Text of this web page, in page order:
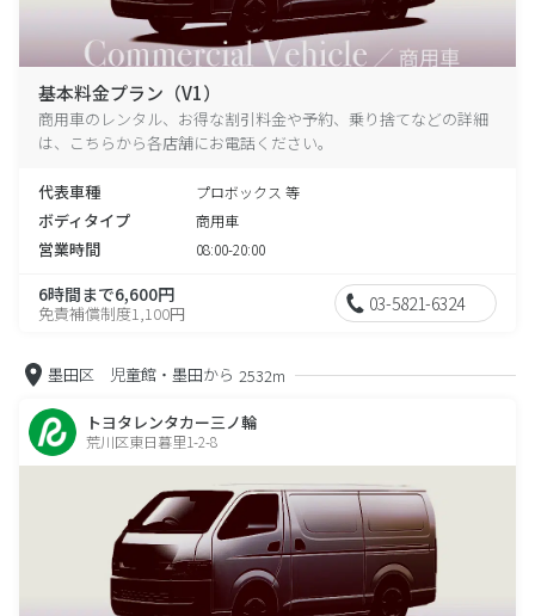
基本料金プラン（V1）
商用車のレンタル、お得な割引料金や予約、乗り捨てなどの詳細
は、こちらから各店舗にお電話ください。
代表車種 プロボックス 等
ボディタイプ 商用車
営業時間 08:00-20:00
6時間まで6,600円
免責補償制度1,100円 03-5821-6324
墨田区 児童館・墨田から 2532m
トヨタレンタカー三ノ輪
荒川区東日暮里1-2-8